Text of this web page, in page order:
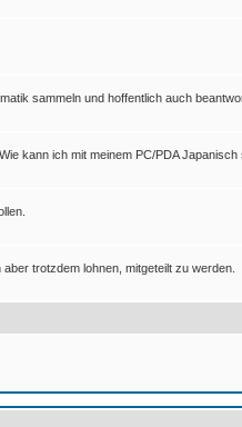
sammeln und hoffentlich auch
kann ich mit meinem PC/PDA
trotzdem lohnen, mitgeteilt zu werden.